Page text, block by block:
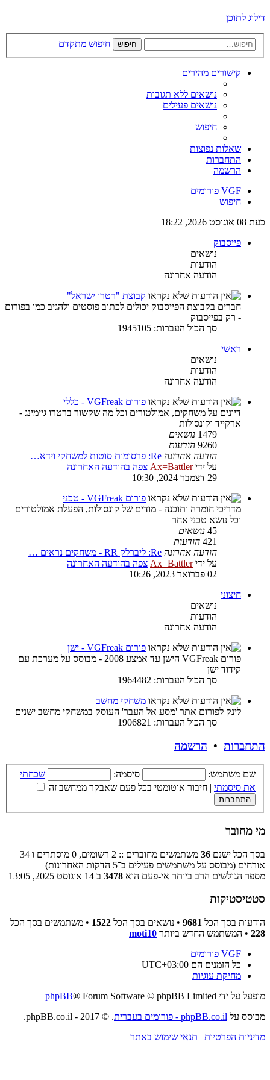
דילוג לתוכן
חיפוש חיפוש מתקדם
קישורים מהירים
נושאים ללא תגובות
נושאים פעילים
חיפוש
שאלות נפוצות
התחברות
הרשמה
VGF פורומים
חיפוש
כעת 08 אוגוסט 2026, 18:22
פייסבוק
נושאים
הודעות
הודעה אחרונה
קבוצת "רטרו ישראל"
חברים בקבוצת הפייסבוק יכולים לכתוב פוסטים ולהגיב כמו בפורום
- רק בפייסבוק
סך הכול העברות: 1945105
ראשי
נושאים
הודעות
הודעה אחרונה
פורום VGFreak - כללי
דיונים על משחקים, אמולטורים וכל מה שקשור ברטרו גיימינג -
ארקייד וקונסולות
1479 נושאים
9260 הודעות
הודעה אחרונה Re: פרסומות סוטות למשחקי וידא…
על ידיAx=Battler צפה בהודעה האחרונה
29 דצמבר 2024, 10:30
פורום VGFreak - טכני
מדריכי חומרה ותוכנה - מודים של קונסולות, הפעלת אמולטורים
וכל נושא טכני אחר
45 נושאים
421 הודעות
הודעה אחרונה Re: ליברלק RR - משחקים נראים …
על ידיAx=Battler צפה בהודעה האחרונה
02 פברואר 2023, 10:26
חיצוני
נושאים
הודעות
הודעה אחרונה
פורום VGFreak - ישן
פורום VGFreak הישן עד אמצע 2008 - מבוסס על מערכת עם
קידוד ישן
סך הכול העברות: 1964482
משחקי מחשב
לינק לפורום אתר 'מסע אל העבר' העוסק במשחקי מחשב ישנים
סך הכול העברות: 1906821
התחברות • הרשמה
שם משתמש: סיסמה:
שכחתי
את סיסמתי | חיבור אוטומטי בכל פעם שאבקר ממחשב זה
מי מחובר
בסך הכל ישנם 36
משתמשים מחוברים :: 2 רשומים, 0 מוסתרים ו 34
אורחים (מבוסס על משתמשים פעילים ב־5 הדקות האחרונות)
מספר הגולשים הרב ביותר אי-פעם הוא 3478 ב 14 אוגוסט 2025, 13:05
סטטיסטיקות
הודעות בסך הכל 9681 • נושאים בסך הכל 1522 • משתמשים בסך הכל
228 • המשתמש החדש ביותר moti10
VGF פורומים
כל הזמנים הם UTC+03:00
מחיקת עוגיות
מופעל על ידי
phpBB® Forum Software © phpBB Limited
מבוסס על phpBB.co.il - פורומים בעברית
. © 2017 - phpBB.co.il.
מדיניות הפרטיות | תנאי שימוש באתר